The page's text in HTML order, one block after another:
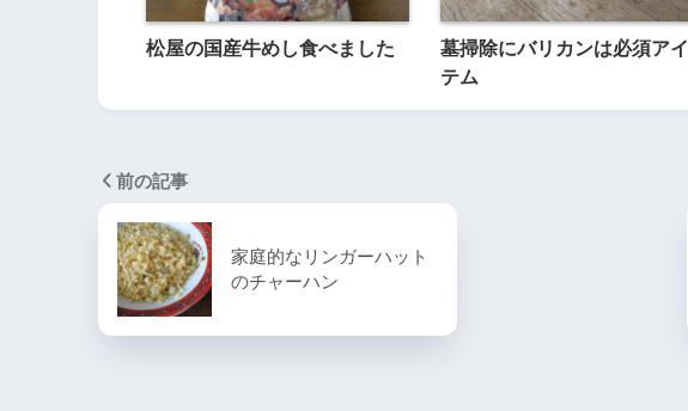
松屋の国産牛めし食べました
墓掃除にバリカンは必須アイ
テム
前の記事
家庭的なリンガーハット
のチャーハン